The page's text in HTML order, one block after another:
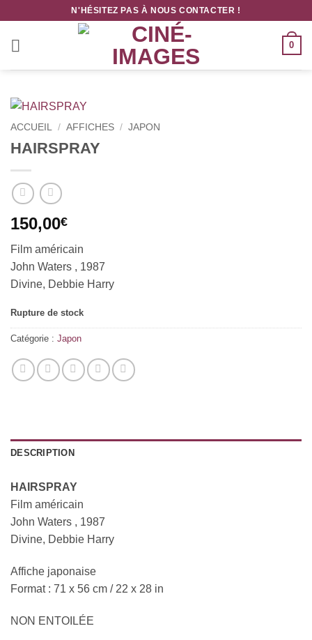
contenu
N'HÉSITEZ PAS À NOUS CONTACTER !
0
ACCUEIL / AFFICHES / JAPON
HAIRSPRAY
150,00€
Film américain
John Waters , 1987
Divine, Debbie Harry
Rupture de stock
Catégorie : Japon
DESCRIPTION
HAIRSPRAY
Film américain
John Waters , 1987
Divine, Debbie Harry
Affiche japonaise
Format : 71 x 56 cm / 22 x 28 in
NON ENTOILÉE